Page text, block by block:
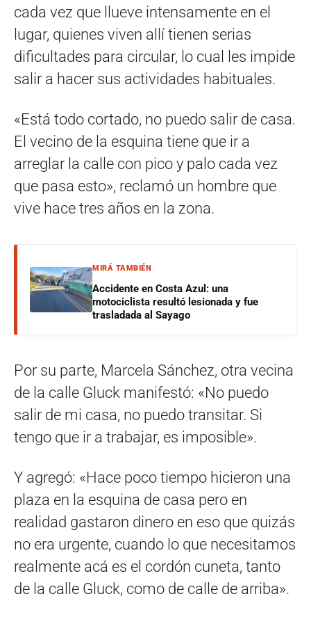
cada vez que llueve intensamente en el
lugar, quienes viven allí tienen serias
dificultades para circular, lo cual les impide
salir a hacer sus actividades habituales.
«Está todo cortado, no puedo salir de casa.
El vecino de la esquina tiene que ir a
arreglar la calle con pico y palo cada vez
que pasa esto», reclamó un hombre que
vive hace tres años en la zona.
MIRÁ TAMBIÉN
Accidente en Costa Azul: una
motociclista resultó lesionada y fue
trasladada al Sayago
Por su parte, Marcela Sánchez, otra vecina
de la calle Gluck manifestó: «No puedo
salir de mi casa, no puedo transitar. Si
tengo que ir a trabajar, es imposible».
Y agregó: «Hace poco tiempo hicieron una
plaza en la esquina de casa pero en
realidad gastaron dinero en eso que quizás
no era urgente, cuando lo que necesitamos
realmente acá es el cordón cuneta, tanto
de la calle Gluck, como de calle de arriba».